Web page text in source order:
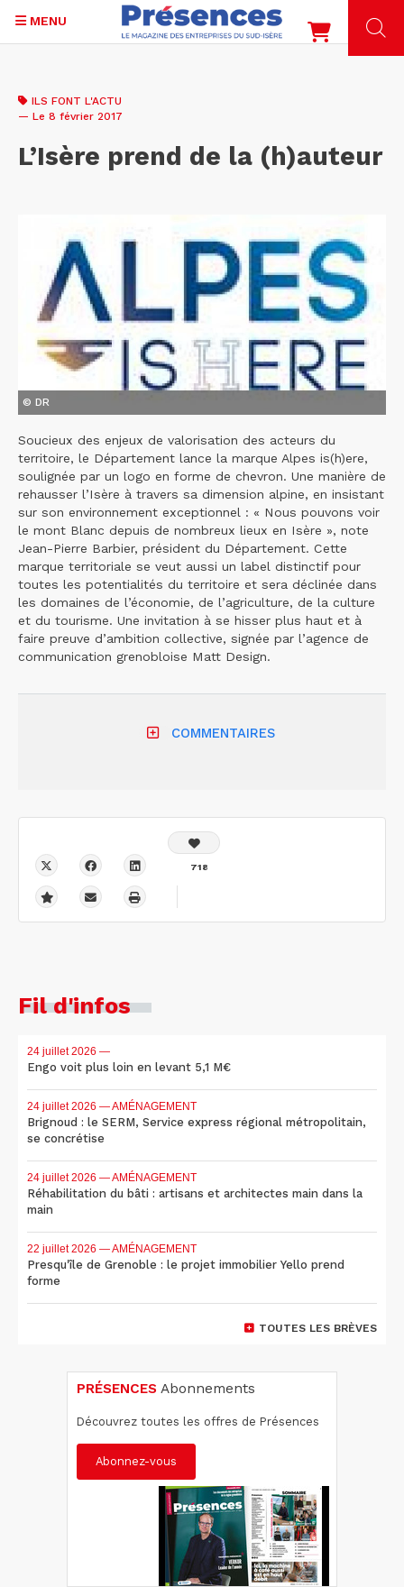
contenu
MENU
ILS FONT L'ACTU
— Le 8 février 2017
L’Isère prend de la (h)auteur
© DR
Soucieux des enjeux de valorisation des acteurs du
territoire, le Département lance la marque Alpes is(h)ere,
soulignée par un logo en forme de chevron. Une manière de
rehausser l’Isère à travers sa dimension alpine, en insistant
sur son environnement exceptionnel : « Nous pouvons voir
le mont Blanc depuis de nombreux lieux en Isère », note
Jean-Pierre Barbier, président du Département. Cette
marque territoriale se veut aussi un label distinctif pour
toutes les potentialités du territoire et sera déclinée dans
les domaines de l’économie, de l’agriculture, de la culture
et du tourisme. Une invitation à se hisser plus haut et à
faire preuve d’ambition collective, signée par l’agence de
communication grenobloise Matt Design.
COMMENTAIRES
718
Fil d'infos
24 juillet 2026 —
Engo voit plus loin en levant 5,1 M€
24 juillet 2026 — AMÉNAGEMENT
Brignoud : le SERM, Service express régional métropolitain,
se concrétise
24 juillet 2026 — AMÉNAGEMENT
Réhabilitation du bâti : artisans et architectes main dans la
main
22 juillet 2026 — AMÉNAGEMENT
Presqu'île de Grenoble : le projet immobilier Yello prend
forme
TOUTES LES BRÈVES
PRÉSENCES Abonnements
Découvrez toutes les offres de Présences
Abonnez-vous